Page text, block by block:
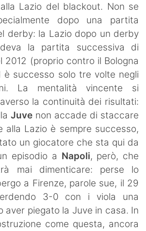
Lazio del blackout. Non se
dopo una partita
derby: la Lazio dopo un derby
la partita successiva di
2012 (proprio contro il Bologna
è successo solo tre volte negli
La mentalità vincente si
la continuità dei risultati:
Juve non accade di staccare
alla Lazio è sempre successo,
un giocatore che sta qui da
episodio a Napoli, però, che
mai dimenticare: perse lo
a Firenze, parole sue, il 29
3-0 con i viola una
aver piegato la Juve in casa. In
come questa, ancora